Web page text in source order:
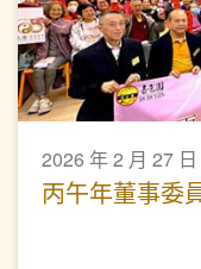
2026 年 2 月 27 日
丙午年董事委